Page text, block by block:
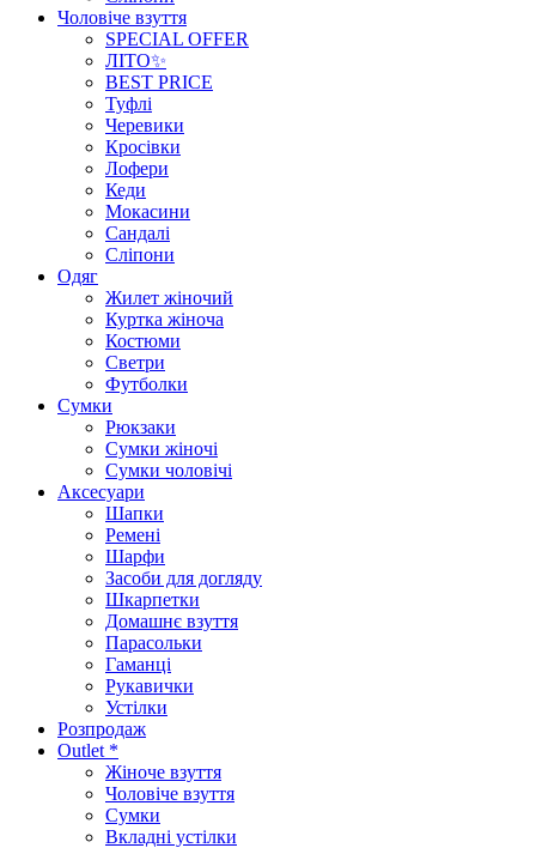
Чоловіче взуття
SPECIAL OFFER
ЛІТО✨
BEST PRICE
Туфлі
Черевики
Кросівки
Лофери
Кеди
Мокасини
Сандалі
Сліпони
Одяг
Жилет жіночий
Куртка жіноча
Костюми
Светри
Футболки
Сумки
Рюкзаки
Сумки жіночі
Сумки чоловічі
Аксеcуари
Шапки
Ремені
Шарфи
Засоби для догляду
Шкарпетки
Домашнє взуття
Парасольки
Гаманці
Рукавички
Устілки
Розпродаж
Outlet *
Жіноче взуття
Чоловіче взуття
Сумки
Вкладні устілки